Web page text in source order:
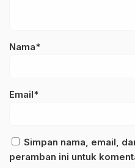
Nama*
Email*
Simpan nama, email,
peramban ini untuk